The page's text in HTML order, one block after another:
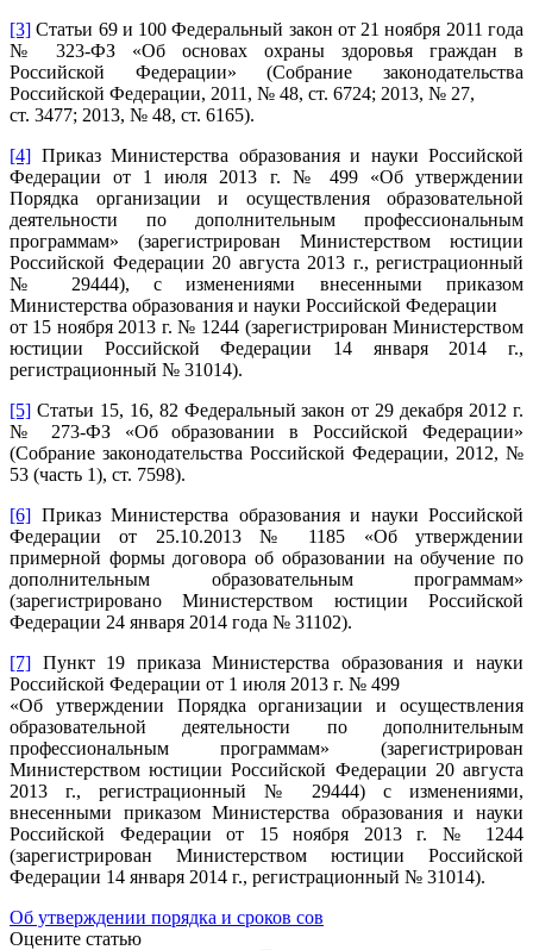
[3] Статьи 69 и 100 Федеральный закон от 21 ноября 2011 года
№ 323-ФЗ «Об основах охраны здоровья граждан в
Российской Федерации» (Собрание законодательства
Российской Федерации, 2011, № 48, ст. 6724; 2013, № 27,
ст. 3477; 2013, № 48, ст. 6165).
[4] Приказ Министерства образования и науки Российской
Федерации от 1 июля 2013 г. № 499 «Об утверждении
Порядка организации и осуществления образовательной
деятельности по дополнительным профессиональным
программам» (зарегистрирован Министерством юстиции
Российской Федерации 20 августа 2013 г., регистрационный
№ 29444), с изменениями внесенными приказом
Министерства образования и науки Российской Федерации
от 15 ноября 2013 г. № 1244 (зарегистрирован Министерством
юстиции Российской Федерации 14 января 2014 г.,
регистрационный № 31014).
[5] Статьи 15, 16, 82 Федеральный закон от 29 декабря 2012 г.
№ 273-ФЗ «Об образовании в Российской Федерации»
(Собрание законодательства Российской Федерации, 2012, №
53 (часть 1), ст. 7598).
[6] Приказ Министерства образования и науки Российской
Федерации от 25.10.2013 № 1185 «Об утверждении
примерной формы договора об образовании на обучение по
дополнительным образовательным программам»
(зарегистрировано Министерством юстиции Российской
Федерации 24 января 2014 года № 31102).
[7] Пункт 19 приказа Министерства образования и науки
Российской Федерации от 1 июля 2013 г. № 499
«Об утверждении Порядка организации и осуществления
образовательной деятельности по дополнительным
профессиональным программам» (зарегистрирован
Министерством юстиции Российской Федерации 20 августа
2013 г., регистрационный № 29444) с изменениями,
внесенными приказом Министерства образования и науки
Российской Федерации от 15 ноября 2013 г. № 1244
(зарегистрирован Министерством юстиции Российской
Федерации 14 января 2014 г., регистрационный № 31014).
Об утверждении порядка и сроков сов
Оцените статью